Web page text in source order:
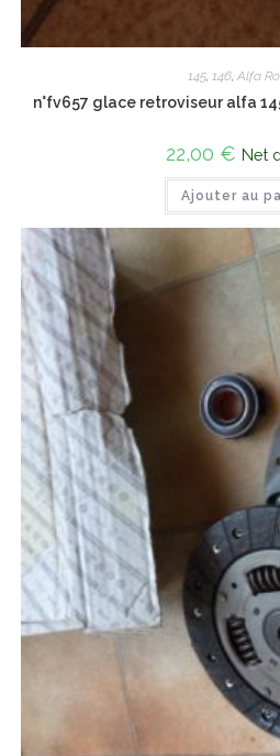
145, 146, Alfa
n°fv657 glace retroviseur alfa
22,00 € Net
Ajouter au